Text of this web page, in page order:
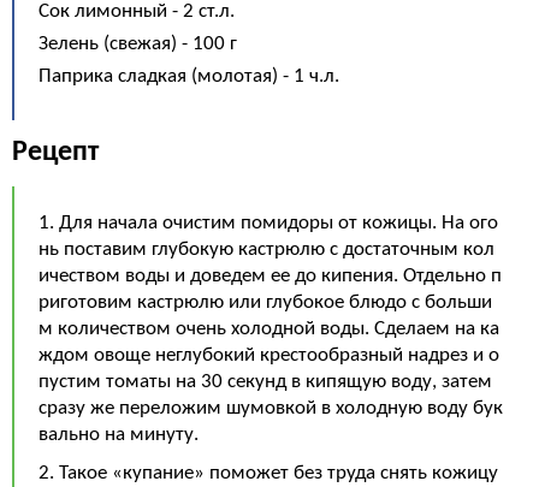
Сок лимонный - 2 ст.л.
Зелень (свежая) - 100 г
Паприка сладкая (молотая) - 1 ч.л.
Рецепт
1. Для начала очистим помидоры от кожицы. На ого
нь поставим глубокую кастрюлю с достаточным кол
ичеством воды и доведем ее до кипения. Отдельно п
риготовим кастрюлю или глубокое блюдо с больши
м количеством очень холодной воды. Сделаем на ка
ждом овоще неглубокий крестообразный надрез и о
пустим томаты на 30 секунд в кипящую воду, затем
сразу же переложим шумовкой в холодную воду бук
вально на минуту.
2. Такое «купание» поможет без труда снять кожицу